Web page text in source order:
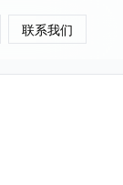
联系我们